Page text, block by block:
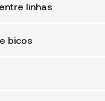
linhas
bicos